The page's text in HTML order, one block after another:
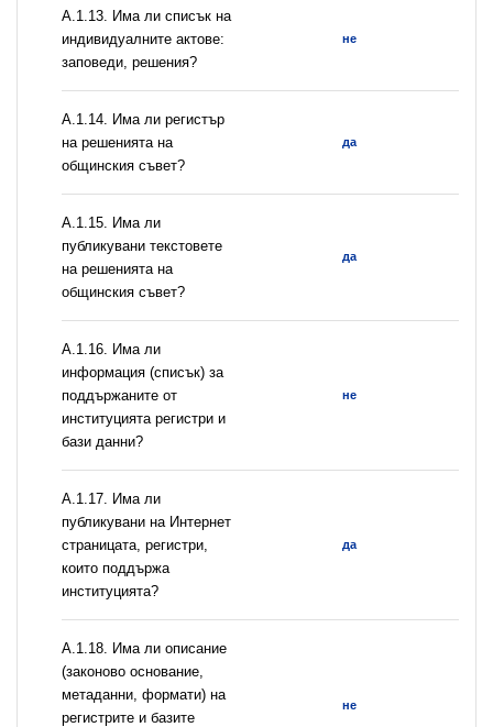
А.1.13. Има ли списък на
индивидуалните актове:
заповеди, решения?
не
А.1.14. Има ли регистър
на решенията на
общинския съвет?
да
А.1.15. Има ли
публикувани текстовете
на решенията на
общинския съвет?
да
А.1.16. Има ли
информация (списък) за
поддържаните от
институцията регистри и
бази данни?
не
А.1.17. Има ли
публикувани на Интернет
страницата, регистри,
които поддържа
институцията?
да
А.1.18. Има ли описание
(законово основание,
метаданни, формати) на
регистрите и базите
не